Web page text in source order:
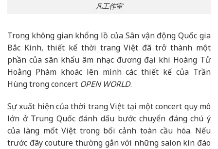
凡工作室
Trong không gian khổng lồ của Sân vận động Quốc gia
Bắc Kinh, thiết kế thời trang Việt đã trở thành một
phần của sân khấu âm nhạc đương đại khi Hoàng Tử
Hoằng Phàm khoác lên mình các thiết kế của Trần
Hùng trong concert OPEN WORLD.
Sự xuất hiện của thời trang Việt tại một concert quy mô
lớn ở Trung Quốc đánh dấu bước chuyển đáng chú ý
của làng mốt Việt trong bối cảnh toàn cầu hóa. Nếu
trước đây couture thường gắn với những salon kín đáo